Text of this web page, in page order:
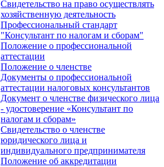
Свидетельство на право осуществлять
хозяйственную деятельность
Профессиональный стандарт
"Консультант по налогам и сборам"
Положение о профессиональной
аттестации
Положение о членстве
Документы о профессиональной
аттестации налоговых консультантов
Документ о членстве физического лица
- удостоверение «Консультант по
налогам и сборам»
Свидетельство о членстве
юридического лица и
индивидуального предпринимателя
Положение об аккредитации